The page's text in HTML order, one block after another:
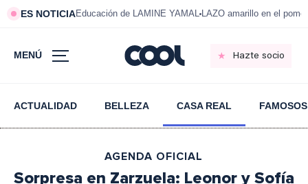
ES NOTICIAEducación de LAMINE YAMAL LAZO amarillo en el
MENÚ Hazte socio
ACTUALIDAD BELLEZA CASA REAL FAMOSOS
AGENDA OFICIAL
Sorpresa en Zarzuela: Leonor y Sofía